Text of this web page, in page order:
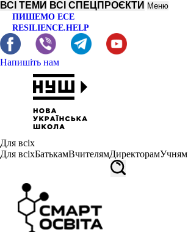
ВСІ ТЕМИ ВСІ СПЕЦПРОЄКТИ Меню
ПИШЕМО ЕСЕ
RESILIENCE.HELP
Напишіть нам
Для всіх
Для всіхБатькамВчителямДиректорамУчням